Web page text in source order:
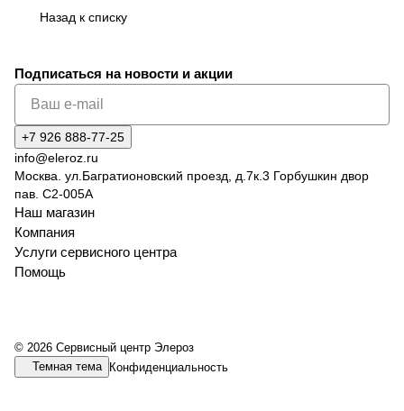
Назад к списку
Подписаться на новости и акции
+7 926 888-77-25
info@eleroz.ru
Москва. ул.Багратионовский проезд, д.7к.3 Горбушкин двор
пав. C2-005A
Наш магазин
Компания
Услуги сервисного центра
Помощь
© 2026 Сервисный центр Элероз
Темная тема Конфиденциальность